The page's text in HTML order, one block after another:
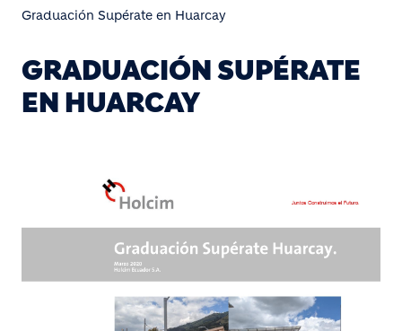
Graduación Supérate en Huarcay
GRADUACIÓN SUPÉRATE
EN HUARCAY